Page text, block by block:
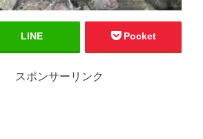
LINE Pocket
スポンサーリンク